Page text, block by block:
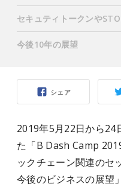
シェア
2019年5月22日から24
た「B Dash Camp
ックチェーン関連のセ
今後のビジネスの展望
セキュティトークンや
今後10年の展望